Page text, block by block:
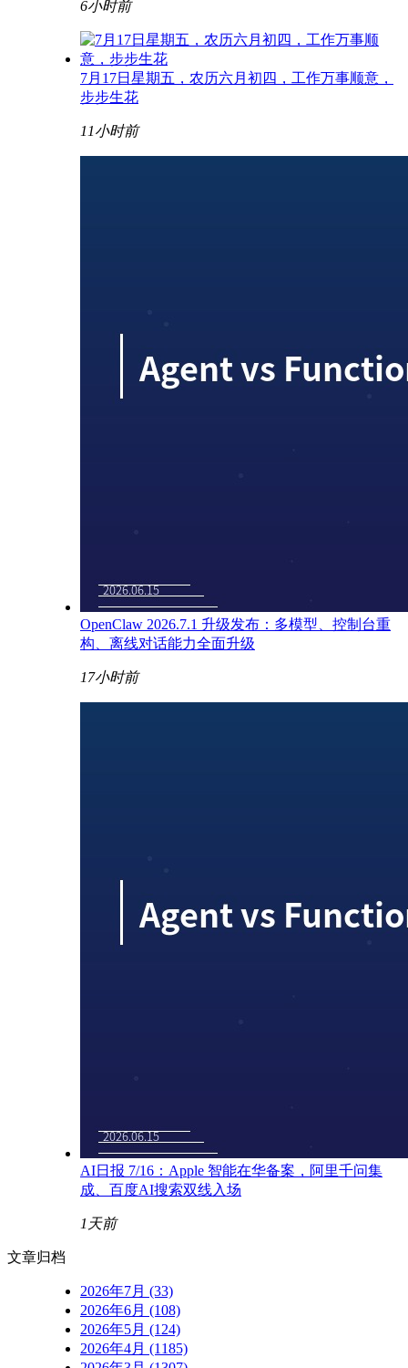
6小时前
7月17日星期五，农历六月初四，工作万事顺意，
步步生花
11小时前
OpenClaw 2026.7.1 升级发布：多模型、控制台重
构、离线对话能力全面升级
17小时前
AI日报 7/16：Apple 智能在华备案，阿里千问集
成、百度AI搜索双线入场
1天前
文章归档
2026年7月 (33)
2026年6月 (108)
2026年5月 (124)
2026年4月 (1185)